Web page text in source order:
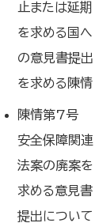
止または延期
を求める国へ
の意見書提出
を求める陳情
陳情第7号
安全保障関連
法案の廃案を
求める意見書
提出について